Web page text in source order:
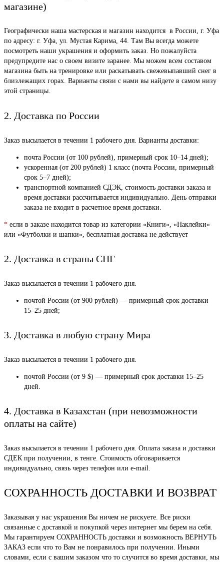
магазине)
Географически наша мастерская и магазин находится в России, г. Уфа
по адресу: г. Уфа, ул. Мустая Карима, 44. Там Вы всегда можете
посмотреть наши украшения и оформить заказ. Но пожалуйста
предупредите нас о своем визите заранее. Мы можем всем составом
магазина быть на тренировке или раскатывать свежевыпавший снег в
близлежащих горах. Варианты связи с нами вы найдете в самом низу
этой страницы.
2. Доставка по России
Заказ высылается в течении 1 рабочего дня. Варианты доставки:
почта России (от 100 рублей), примерный срок 10–14 дней);
ускоренная (от 200 рублей) 1 класс (почта России, примерный
срок 5–7 дней);
транспортной компанией СДЭК, стоимость доставки заказа и
время доставки рассчитывается индивидуально. День отправки
заказа не входит в расчетное время доставки.
* если в заказе находится товар из категории «Книги», «Наклейки»
или «Футболки и шапки», бесплатная доставка не действует
2. Доставка в страны СНГ
Заказ высылается в течении 1 рабочего дня.
почтой России (от 900 рублей) — примерный срок доставки
15–25 дней;
3. Доставка в любую страну Мира
Заказ высылается в течении 1 рабочего дня.
почтой России (от 9 $) — примерный срок доставки 15–25
дней.
4. Доставка в Казахстан (при невозможности
оплаты на сайте)
Заказ высылается в течении 1 рабочего дня. Оплата заказа и доставки
СДЕК при получении, в тенге. Стоимость обговаривается
индивидуально, связь через телефон или e-mail.
СОХРАННОСТЬ ДОСТАВКИ И ВОЗВРАТ
Заказывая у нас украшения Вы ничем не рискуете. Все риски
связанные с доставкой и покупкой через интернет мы берем на себя.
Мы гарантируем СОХРАННОСТЬ доставки и возможность ВЕРНУТЬ
ЗАКАЗ если что то Вам не понравилось при получении. Иными
словами, если с вашим заказом что то случится во время доставки, мы